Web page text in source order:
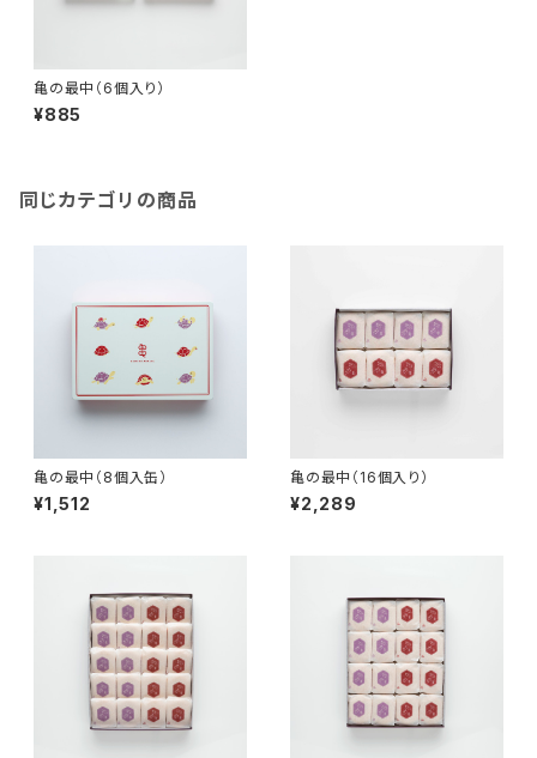
亀の最中（6個入り）
¥885
同じカテゴリの商品
亀の最中（8個入缶）
¥1,512
亀の最中（16個入り）
¥2,289